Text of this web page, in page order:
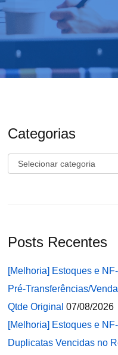
Categorias
Categorias
Posts Recentes
[Melhoria] Estoques e
Pré-Transferências/
Qtde Original 07/08/2026
[Melhoria] Estoques e
Duplicatas Vencidas no